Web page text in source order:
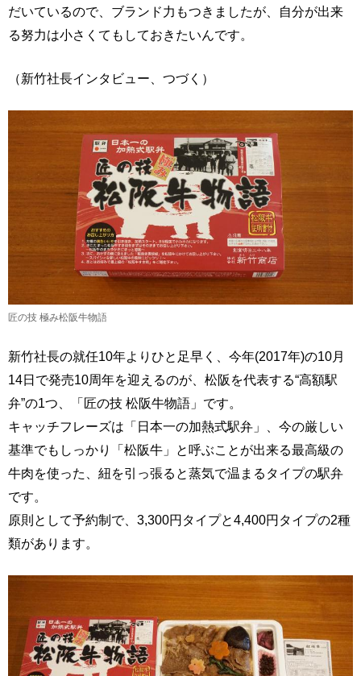
だいているので、ブランド力もつきましたが、自分が出来
る努力は小さくてもしておきたいんです。
（新竹社長インタビュー、つづく）
匠の技 極み松阪牛物語
新竹社長の就任10年よりひと足早く、今年(2017年)の10月
14日で発売10周年を迎えるのが、松阪を代表する“高額駅
弁”の1つ、「匠の技 松阪牛物語」です。
キャッチフレーズは「日本一の加熱式駅弁」、今の厳しい
基準でもしっかり「松阪牛」と呼ぶことが出来る最高級の
牛肉を使った、紐を引っ張ると蒸気で温まるタイプの駅弁
です。
原則として予約制で、3,300円タイプと4,400円タイプの2種
類があります。